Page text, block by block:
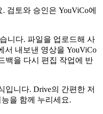
검토와 승인은 YouViCo에
니다. 파일을 업로드해 사
서 내보낸 영상을 YouViCo
백을 다시 편집 작업에 반
입니다. Drive의 간편한 저
을 함께 누리세요.